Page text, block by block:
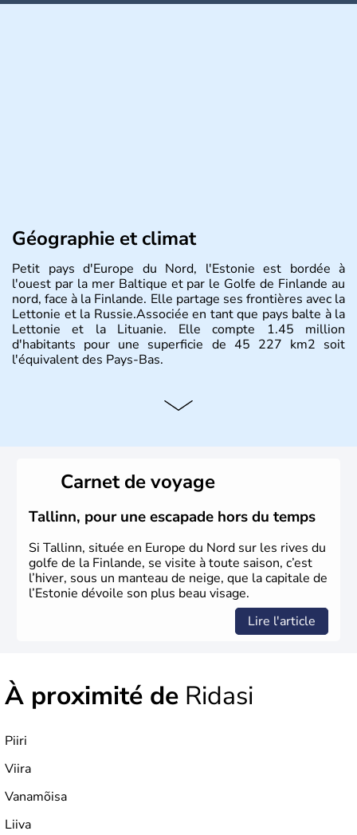
Géographie et climat
Petit pays d'Europe du Nord, l'Estonie est bordée à
l'ouest par la mer Baltique et par le Golfe de Finlande au
nord, face à la Finlande. Elle partage ses frontières avec la
Lettonie et la Russie.Associée en tant que pays balte à la
Lettonie et la Lituanie. Elle compte 1.45 million
d'habitants pour une superficie de 45 227 km2 soit
l'équivalent des Pays-Bas.
Carnet de voyage
Tallinn, pour une escapade hors du temps
Si Tallinn, située en Europe du Nord sur les rives du
golfe de la Finlande, se visite à toute saison, c’est
l’hiver, sous un manteau de neige, que la capitale de
l’Estonie dévoile son plus beau visage.
Lire l'article
À proximité de Ridasi
Piiri
Viira
Vanamõisa
Liiva